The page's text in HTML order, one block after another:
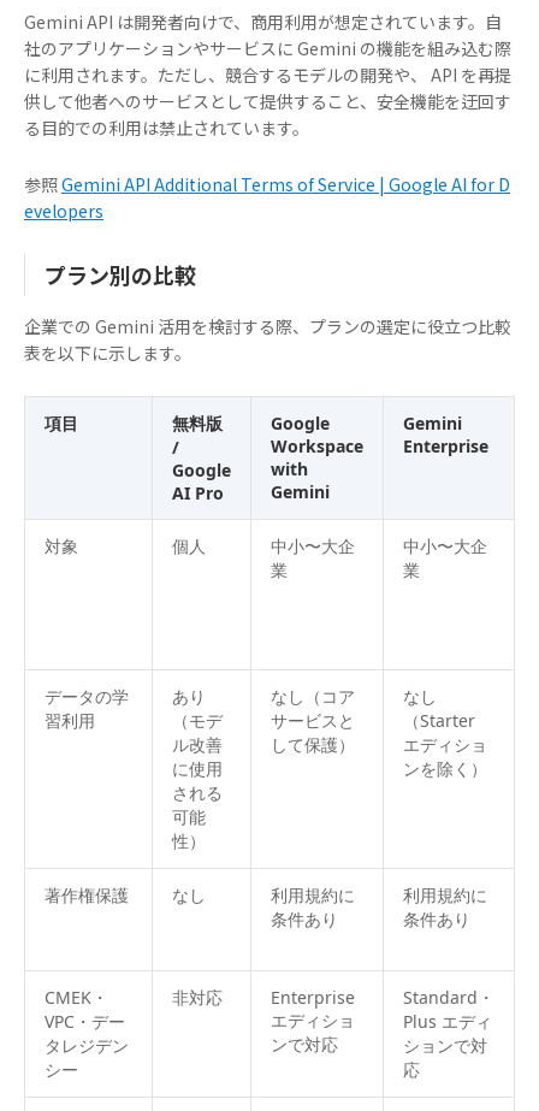
Gemini API は開発者向けで、商用利用が想定されています。自
社のアプリケーションやサービスに Gemini の機能を組み込む際
に利用されます。ただし、競合するモデルの開発や、 API を再提
供して他者へのサービスとして提供すること、安全機能を迂回す
る目的での利用は禁止されています。
参照Gemini API Additional Terms of Service | Google AI for D
evelopers
プラン別の比較
企業での Gemini 活用を検討する際、プランの選定に役立つ比較
表を以下に示します。
項目
無料版
/
Google
AI Pro
Google
Workspace
with
Gemini
Gemini
Enterprise
対象 個人
中小〜大企
業
中小〜大企
業
データの学
習利用
あり
（モデ
ル改善
に使用
される
可能
性）
なし（コア
サービスと
して保護）
なし
（Starter
エディショ
ンを除く）
著作権保護 なし
利用規約に
条件あり
利用規約に
条件あり
CMEK・
VPC・デー
タレジデン
シー
非対応
Enterprise
エディショ
ンで対応
Standard・
Plus エディ
ションで対
応